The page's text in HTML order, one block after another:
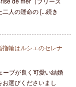
人の運命の [...続き
輪はルシエのセレナ
ーブが良く可愛い結婚
選びくださいまし